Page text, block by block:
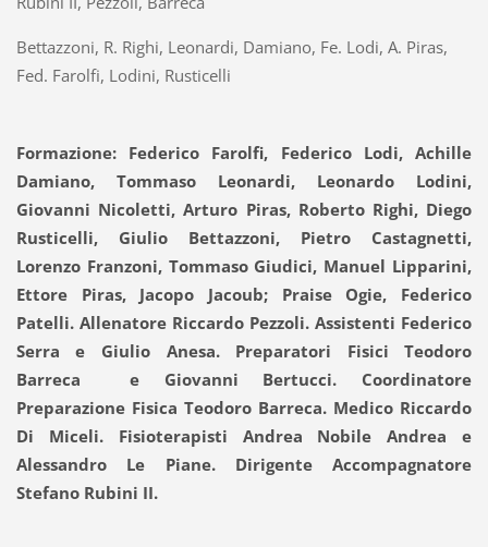
Bettazzoni, R. Righi, Leonardi, Damiano, Fe. Lodi, A. Piras,
Fed. Farolfi, Lodini, Rusticelli
Formazione: Federico Farolfi, Federico Lodi, Achille
Damiano, Tommaso Leonardi, Leonardo Lodini,
Giovanni Nicoletti, Arturo Piras, Roberto Righi, Diego
Rusticelli, Giulio Bettazzoni, Pietro Castagnetti,
Lorenzo Franzoni, Tommaso Giudici, Manuel Lipparini,
Ettore Piras, Jacopo Jacoub; Praise Ogie, Federico
Patelli. Allenatore Riccardo Pezzoli. Assistenti Federico
Serra e Giulio Anesa. Preparatori Fisici Teodoro
Barreca e Giovanni Bertucci. Coordinatore
Preparazione Fisica Teodoro Barreca. Medico Riccardo
Di Miceli. Fisioterapisti Andrea Nobile Andrea e
Alessandro Le Piane. Dirigente Accompagnatore
Stefano Rubini II.